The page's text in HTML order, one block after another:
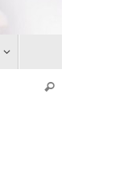
Rechercher